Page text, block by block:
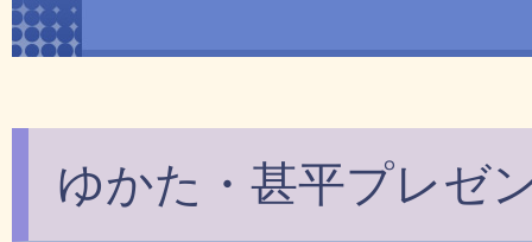
ゆかた・甚平プレゼ